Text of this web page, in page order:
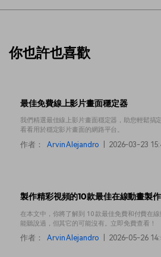
你也許也喜歡
最佳免費線上影片畫面穩定器
我們精選最佳線上影片畫面穩定器，助您輕鬆搞
看看用於穩定影片畫面的網路平台。
作者： Arvin Alejandro 2026-03-23
製作精彩視頻的10款最佳在線動畫製
在本文中，你將了解到 10 款最佳免費和付費在
能聽說過，但其它的可能沒有。立即免費查看！
作者： Arvin Alejandro 2026-05-26